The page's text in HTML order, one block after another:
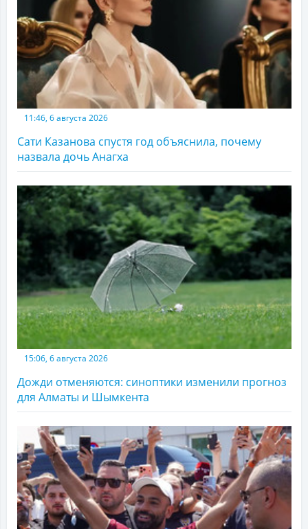
11:46, 6 августа 2026
Сати Казанова спустя год объяснила, почему
назвала дочь Анагха
15:06, 6 августа 2026
Дожди отменяются: синоптики изменили прогноз
для Алматы и Шымкента